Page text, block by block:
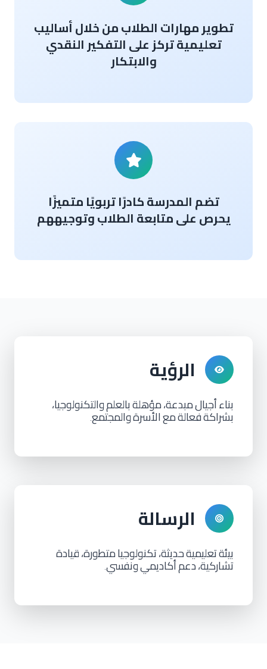
تطوير مهارات الطلاب من خلال أساليب
تعليمية تركز على التفكير النقدي
والابتكار
تضم المدرسة كادرًا تربويًا متميزًا
يحرص على متابعة الطلاب وتوجيههم
الرؤية
بناءأجيالمبدعة،مؤهلةبالعلموالتكنولوجيا،
بشراكةفعالةمعالأسرةوالمجتمع.
الرسالة
بيئةتعليميةحديثة،تكنولوجيامتطورة،قيادة
تشاركية،دعمأكاديمي ونفسي